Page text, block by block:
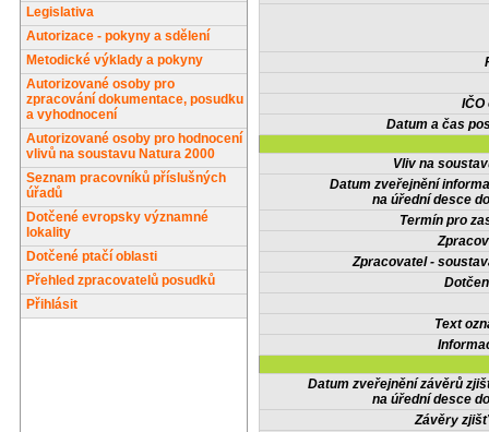
Legislativa
Autorizace - pokyny a sdělení
Metodické výklady a pokyny
Autorizované osoby pro
zpracování dokumentace, posudku
a vyhodnocení
Autorizované osoby pro hodnocení
vlivů na soustavu Natura 2000
Seznam pracovníků příslušných
úřadů
Dotčené evropsky významné
lokality
Dotčené ptačí oblasti
Přehled zpracovatelů posudků
Přihlásit
IČO
Datum a čas
Vliv na
Datum zveřejnění
na úřední desce
Termín pro
Zpracovatel -
Text
Datum zveřejnění závěrů
na úřední desce
Závěry